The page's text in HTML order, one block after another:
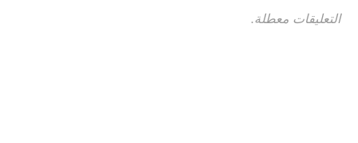
التعليقات معطلة.